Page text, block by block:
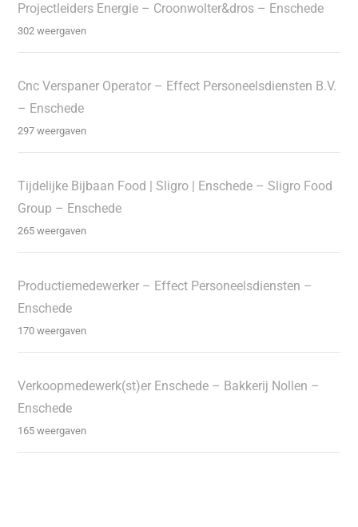
Projectleiders Energie – Croonwolter&dros – Enschede
302 weergaven
Cnc Verspaner Operator – Effect Personeelsdiensten B.V.
– Enschede
297 weergaven
Tijdelijke Bijbaan Food | Sligro | Enschede – Sligro Food
Group – Enschede
265 weergaven
Productiemedewerker – Effect Personeelsdiensten –
Enschede
170 weergaven
Verkoopmedewerk(st)er Enschede – Bakkerij Nollen –
Enschede
165 weergaven